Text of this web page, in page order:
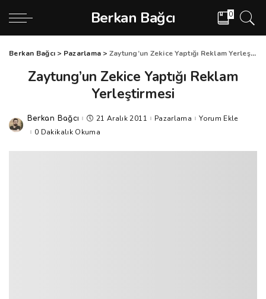
Berkan Bağcı 0
Berkan Bağcı > Pazarlama > Zaytung’un Zekice Yaptığı Reklam Yerleştirmesi
Zaytung’un Zekice Yaptığı Reklam
Yerleştirmesi
Posted
by
Berkan Bağcı 21 Aralık 2011 Pazarlama
Yorum Ekle
0 Dakikalık Okuma